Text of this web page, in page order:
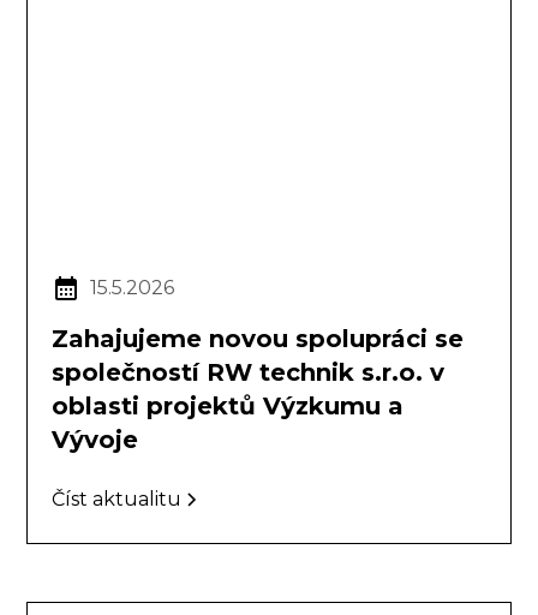
15.5.2026
Zahajujeme novou spolupráci se
společností RW technik s.r.o. v
oblasti projektů Výzkumu a
Vývoje
Číst aktualitu